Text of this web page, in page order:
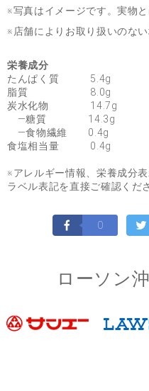
※写真はイメージです。実物
※店舗によりお取り扱いのない
栄養成分
たんぱく質 5.4g
脂質 8.0g
炭水化物 14.7g
―糖質 14.3g
―食物繊維 0.4g
食塩相当量 0.4g
※アレルギー情報、栄養成分
ラベル表記を直接ご確認くだ
0
ローソン